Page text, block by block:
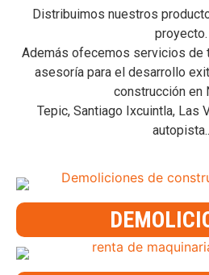
Distribuimos nuestros
proyecto.
Además ofecemos servicios de
asesoría para el desarrollo
construcción en
Tepic, Santiago Ixcuintla, Las
autopista..